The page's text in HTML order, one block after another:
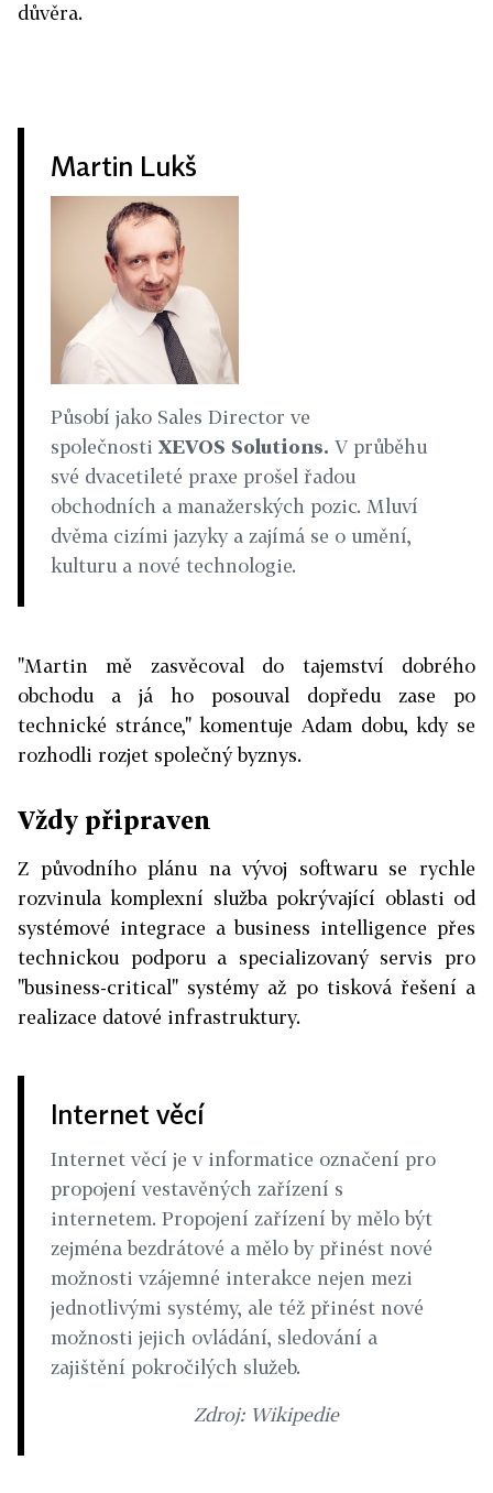
důvěra.
Martin Lukš
Působí jako Sales Director ve
společnosti XEVOS Solutions. V průběhu
své dvacetileté praxe prošel řadou
obchodních a manažerských pozic. Mluví
dvěma cizími jazyky a zajímá se o umění,
kulturu a nové technologie.
"Martin mě zasvěcoval do tajemství dobrého
obchodu a já ho posouval dopředu zase po
technické stránce," komentuje Adam dobu, kdy se
rozhodli rozjet společný byznys.
Vždy připraven
Z původního plánu na vývoj softwaru se rychle
rozvinula komplexní služba pokrývající oblasti od
systémové integrace a business intelligence přes
technickou podporu a specializovaný servis pro
"business-critical" systémy až po tisková řešení a
realizace datové infrastruktury.
Internet věcí
Internet věcí je v informatice označení pro
propojení vestavěných zařízení s
internetem. Propojení zařízení by mělo být
zejména bezdrátové a mělo by přinést nové
možnosti vzájemné interakce nejen mezi
jednotlivými systémy, ale též přinést nové
možnosti jejich ovládání, sledování a
zajištění pokročilých služeb.
Zdroj: Wikipedie